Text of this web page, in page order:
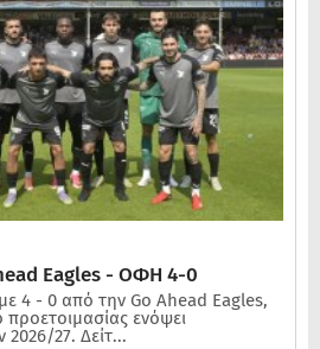
Eagles - ΟΦΗ 4-0
4 - 0 από την Go Ahead Eagles,
ενόψει
2026/27. Δείτ...